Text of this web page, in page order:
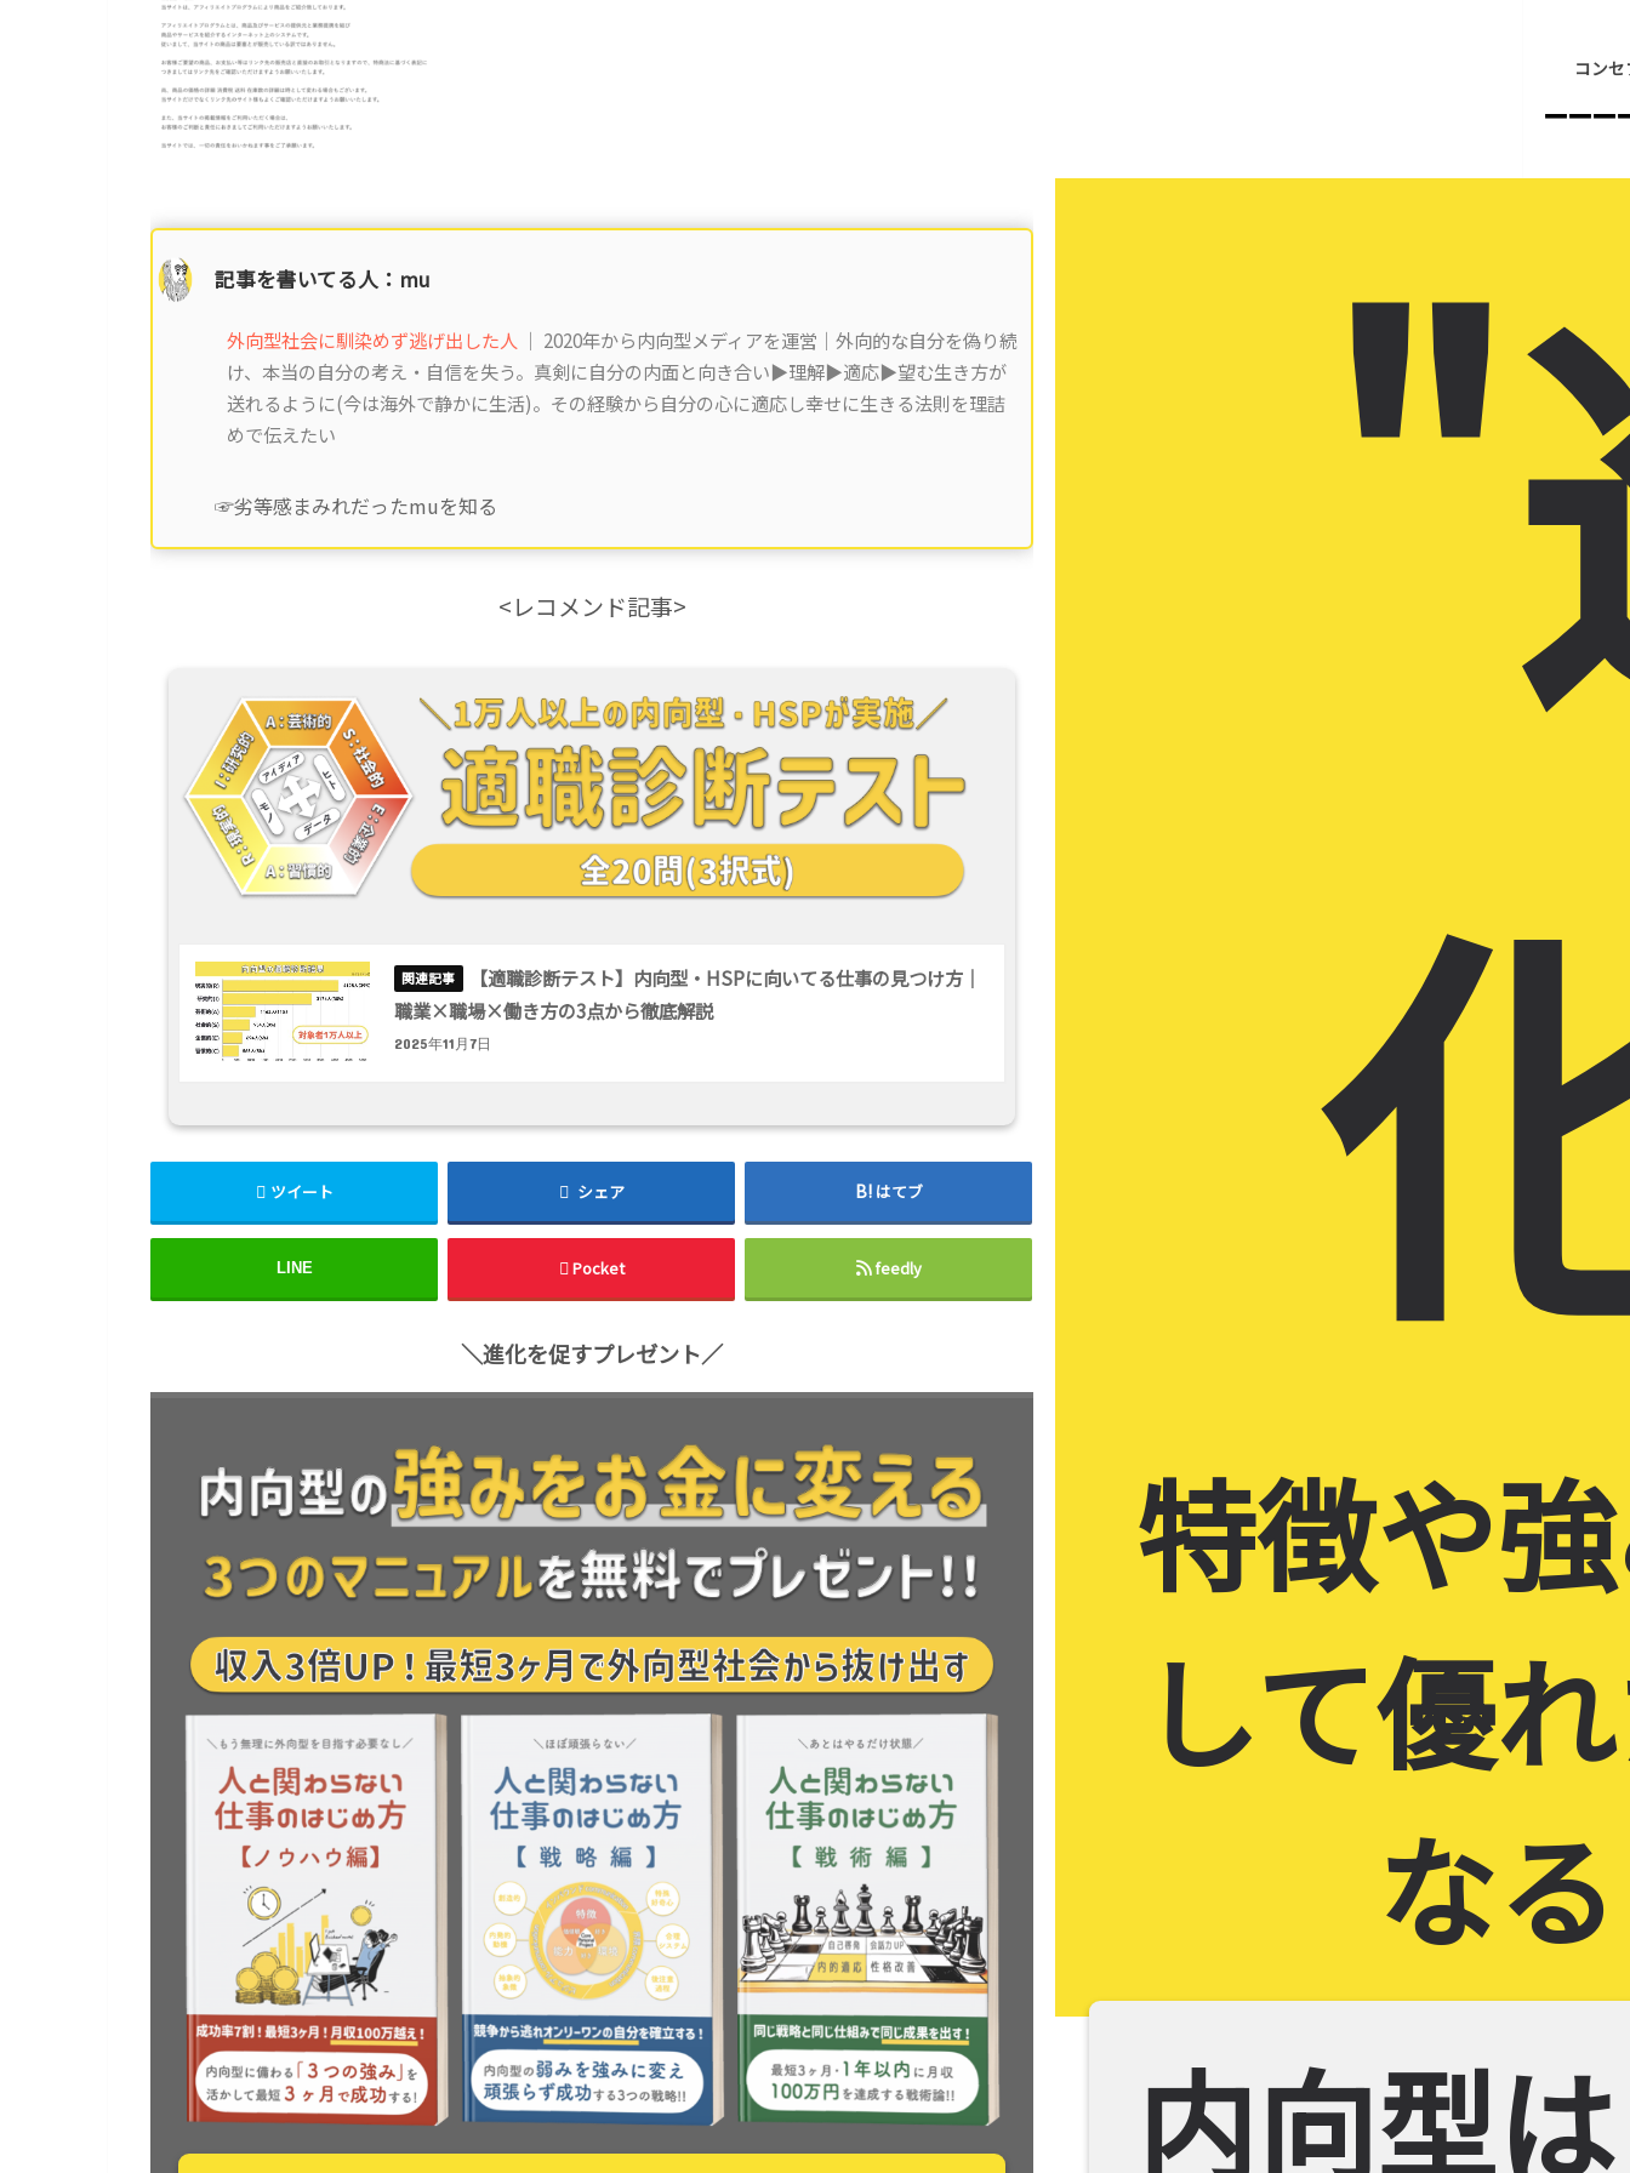
記事を書いてる人：mu
外向型社会に馴染めず逃げ出した人 ｜ 2020年から内向型メディアを運営｜外向的な自分を偽り続
け、本当の自分の考え・自信を失う。真剣に自分の内面と向き合い▶︎理解▶︎適応▶︎望む生き方が
送れるように(今は海外で静かに生活)。その経験から自分の心に適応し幸せに生きる法則を理詰
めで伝えたい
☞劣等感まみれだったmuを知る
<レコメンド記事>
【適職診断テスト】内向型・HSPに向いてる仕事の見つけ方｜
職業×職場×働き方の3点から徹底解説
2025年11月7日
ツイート シェア はてブ
LINE Pocket feedly
＼進化を促すプレゼント／
コン
"
特徴や
して優
な
内向型